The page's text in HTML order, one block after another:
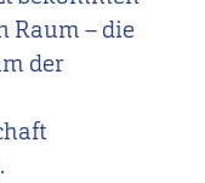
Raum – die
der